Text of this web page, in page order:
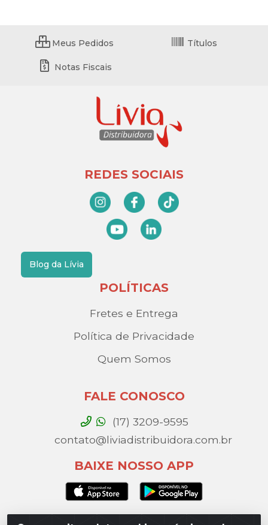
Meus Pedidos Títulos
Notas Fiscais
REDES SOCIAIS
Blog da Lívia
POLÍTICAS
Fretes e Entrega
Política de Privacidade
Quem Somos
FALE CONOSCO
(17) 3209-9595
contato@liviadistribuidora.com.br
BAIXE NOSSO APP